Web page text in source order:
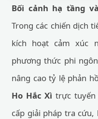
Bối cảnh hạ tầng
Trong các chiến dịch
kích hoạt cảm xúc
phương thức phi
nâng cao tỷ lệ phản
Ho Hắc Xì trực tuyến
cấp giải pháp tra